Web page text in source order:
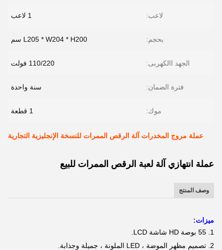
لاعب: 1 لاعب
بحجم: L205 * W204 * H200 سم
الجهد االكهربى: 110/220 فولت
فترة الضمان: سنة واحدة
موك: 1 قطعة
عملة مروج المخدرات آلة الرقص الممرات للنسخة الإنجليزية التجارية
عملة انتهازي آلة لعبة الرقص الممرات للبيع
وصف المنتج
ميزات:
1. 55 بوصة HD شاشة LCD.
2. تصميم مظهر الموضة ، LED الملونة ، جميلة وجذابة.